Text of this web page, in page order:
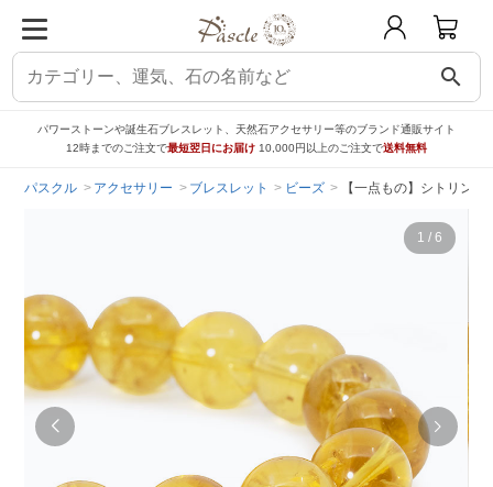
search
パワーストーンや誕生石ブレスレット、天然石アクセサリー等のブランド通販サイト
12時までのご注文で最短翌日にお届け 10,000円以上のご注文で送料無料
パスクル アクセサリー ブレスレット ビーズ 【一点もの】シトリン
1 / 6